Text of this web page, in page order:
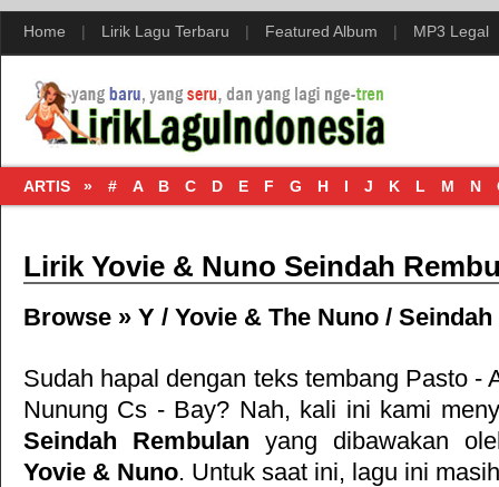
Home | Lirik Lagu Terbaru | Featured Album | MP3 Legal
ARTIS » # A B C D E F G H I J K L M N
Lirik Yovie & Nuno Seindah
Browse » Y / Yovie & The Nuno /
Sudah hapal dengan teks tembang Pasto -
Nunung Cs - Bay? Nah, kali ini kami
Seindah Rembulan yang dibawakan
Yovie & Nuno. Untuk saat ini, lagu ini